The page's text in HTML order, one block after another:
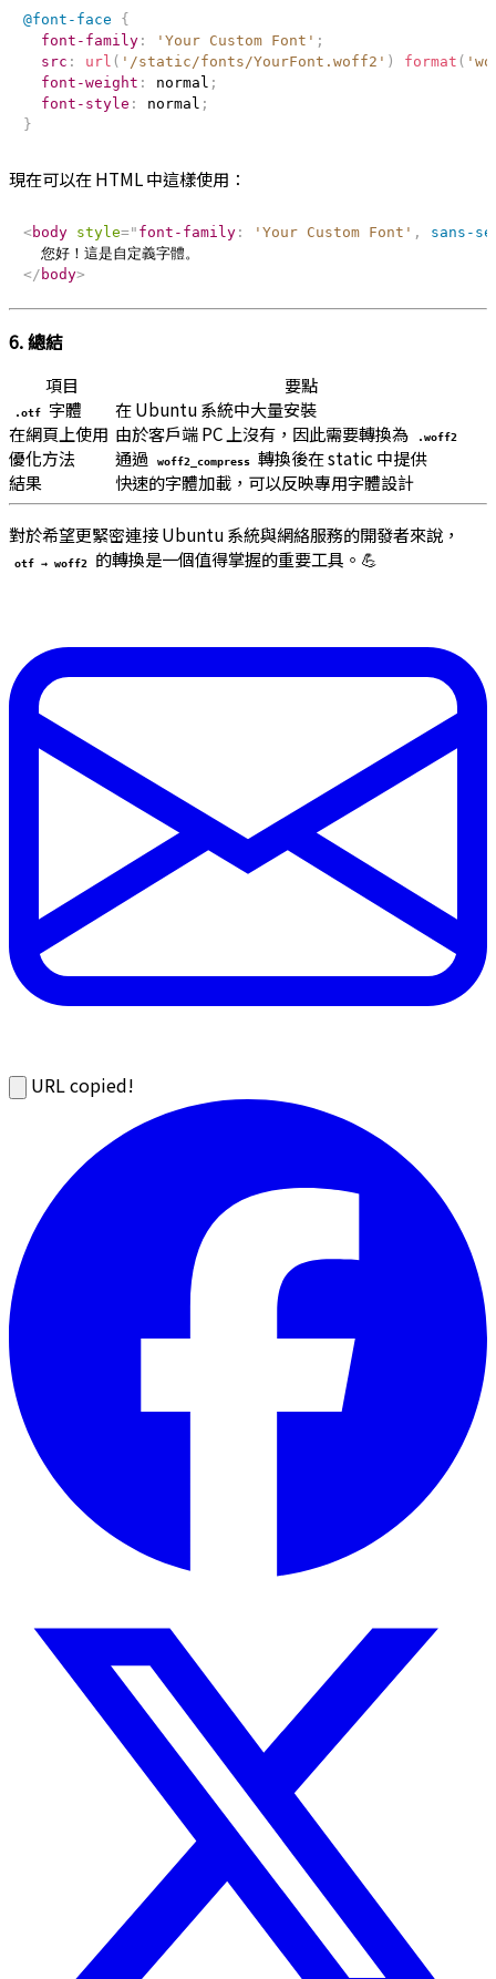
@font-face
{
font-family: 'Your Custom Font' ;
src : url ( '/static/fonts/YourFont.woff2' ) format (
font-weight : normal ;
font-style : normal ;
}
現在可以在 HTML 中這樣使用：
<body style=" font-family: 'Your Custom Font' ,
sans-
</ body>
6. 總結
項目 要點
.otf 字體
在 Ubuntu 系統中大量安裝
在網頁上使用 由於客戶端 PC 上沒有，因此需要轉換為 .woff2
優化方法 通過 woff2_compress
轉換後在 static 中提供
結果
快速的字體加載，可以反映專用字體設計
對於希望更緊密連接 Ubuntu 系統與網絡服務的開發者來說，
otf → woff2 的轉換是一個值得掌握的重要工具。💪
URL copied!